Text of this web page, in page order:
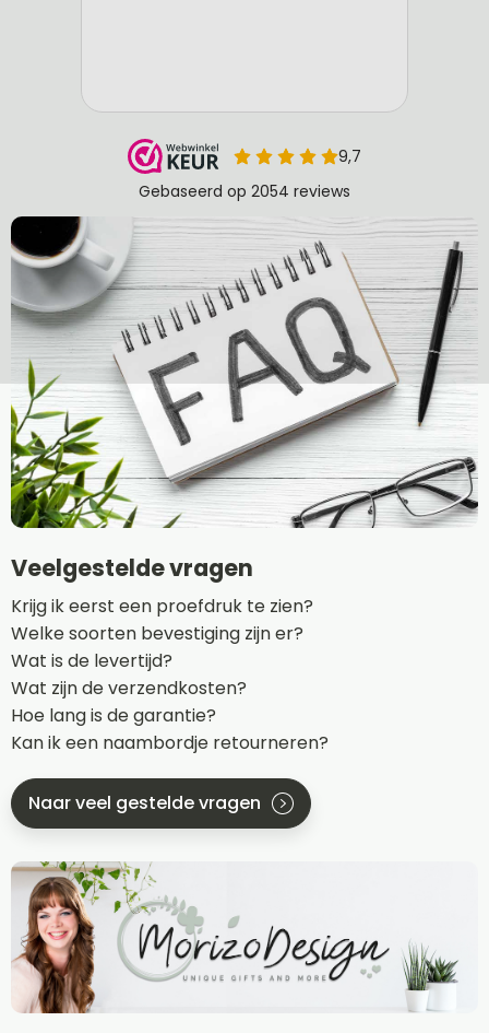
Veelgestelde vragen
Krijg ik eerst een proefdruk te zien?
Welke soorten bevestiging zijn er?
Wat is de levertijd?
Wat zijn de verzendkosten?
Hoe lang is de garantie?
Kan ik een naambordje retourneren?
Naar veel gestelde vragen